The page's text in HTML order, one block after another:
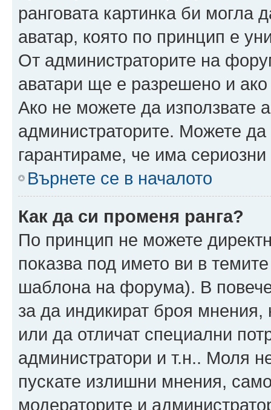
ранговата картинка би могла
аватар, която по принцип е
От администраторите на
аватари ще е разрешено и
Ако не можете да използвате
администраторите. Можете да
гарантираме, че има сериозни
Върнете се в началото
Как да си променя ранга?
По принцип не можете
показва под името ви в
шаблона на форума). В
за да индикират броя мнения,
или да отличат специални
администратори и т.н.. Моля
пускате излишни мнения,
модераторите и